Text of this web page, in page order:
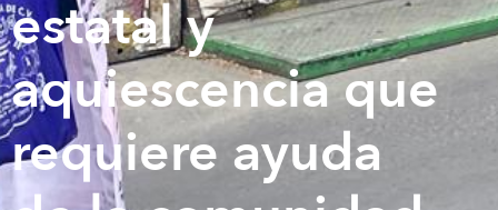
estatal y
aquiescencia que
requiere ayuda